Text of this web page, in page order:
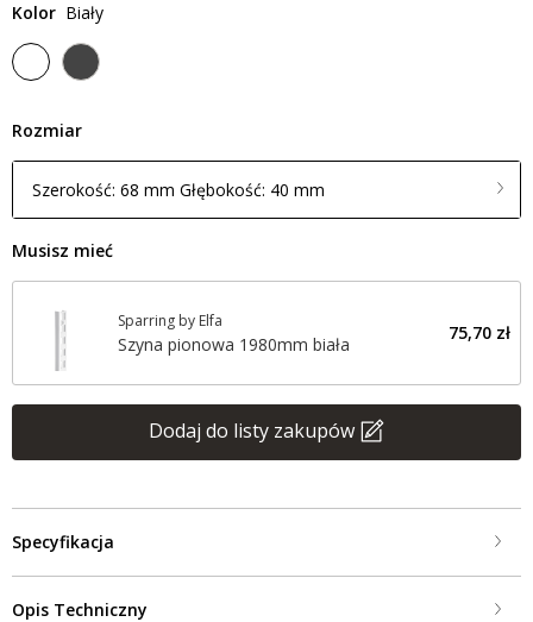
Kolor Biały
Rozmiar
Szerokość: 68 mm Głębokość: 40 mm
Musisz mieć
Sparring by Elfa
Szyna pionowa 1980mm biała
75,70 zł
Dodaj do listy zakupów
Specyfikacja
Opis Techniczny